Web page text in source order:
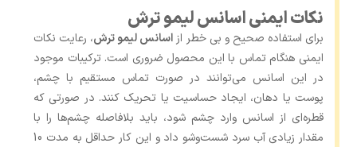
نکات ایمنی اسانس لیمو ترش
برای استفاده صحیح و بی ‌خطر از اسانس لیمو ترش، رعایت نکات
ایمنی هنگام تماس با این محصول ضروری است. ترکیبات موجود
در این اسانس می‌توانند در صورت تماس مستقیم با چشم،
پوست یا دهان، ایجاد حساسیت یا تحریک کنند. در صورتی که
قطره‌ای از اسانس وارد چشم شود، باید بلافاصله چشم‌ها را با
مقدار زیادی آب سرد شست‌وشو داد و این کار حداقل به مدت 10